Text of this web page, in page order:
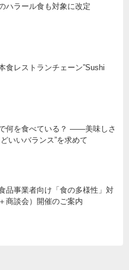
ハラール食も対象に改定
食レストランチェーン”Sushi
何を食べている？ ――美味しさ
いいバランス”を求めて
品事業者向け「食の多様性」対
商談会）開催のご案内